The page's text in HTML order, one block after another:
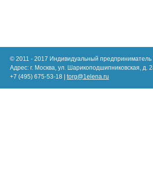
© 2011 - 2017 Индивидуальный
Адрес: г. Москва, ул. Шарикоподшипниковская, д.
+7 (495) 675-53-18 | torg@1elena.ru